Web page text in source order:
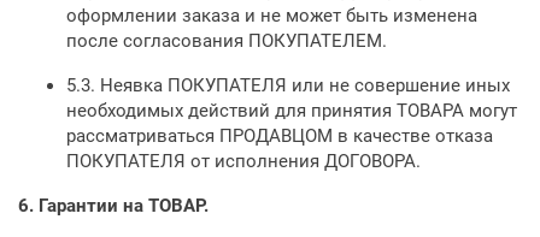
оформлении заказа и не может быть изменена
после согласования ПОКУПАТЕЛЕМ.
5.3. Неявка ПОКУПАТЕЛЯ или не совершение иных
необходимых действий для принятия ТОВАРА могут
рассматриваться ПРОДАВЦОМ в качестве отказа
ПОКУПАТЕЛЯ от исполнения ДОГОВОРА.
6. Гарантии на ТОВАР.